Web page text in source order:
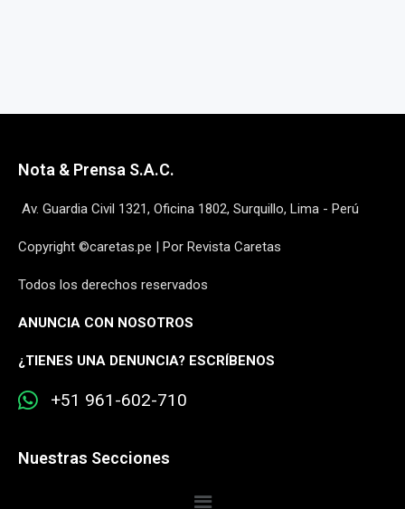
Nota & Prensa S.A.C.
Av. Guardia Civil 1321, Oficina 1802, Surquillo, Lima - Perú
Copyright ©caretas.pe | Por Revista Caretas
Todos los derechos reservados
ANUNCIA CON NOSOTROS
¿TIENES UNA DENUNCIA? ESCRÍBENOS
+51 961-602-710
Nuestras Secciones